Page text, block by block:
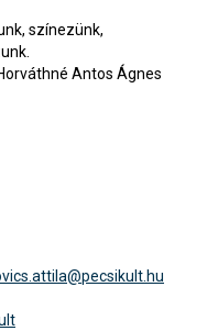
színezünk,
Antos Ágnes